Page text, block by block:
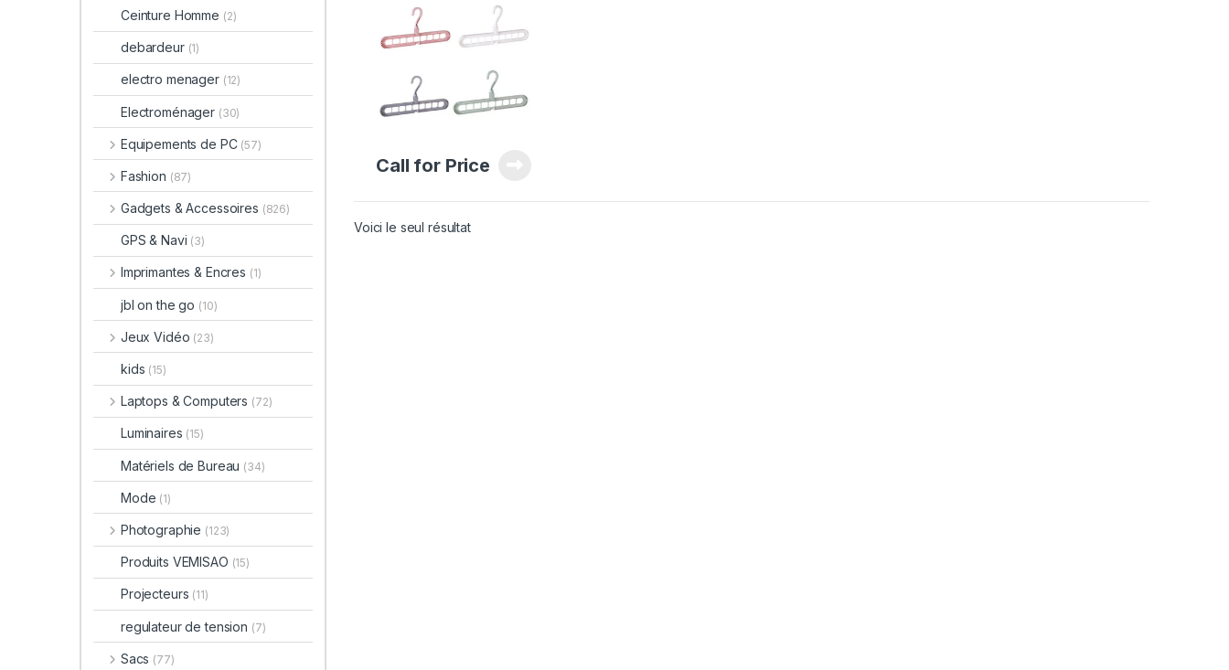
Call for Price
Voici le seul résultat
Ceinture Homme (2)
debardeur (1)
electro menager (12)
Electroménager (30)
Equipements de PC (57)
Fashion (87)
Gadgets & Accessoires (826)
GPS & Navi (3)
Imprimantes & Encres (1)
jbl on the go (10)
Jeux Vidéo (23)
kids (15)
Laptops & Computers (72)
Luminaires (15)
Matériels de Bureau (34)
Mode (1)
Photographie (123)
Produits VEMISAO (15)
Projecteurs (11)
regulateur de tension (7)
Sacs (77)